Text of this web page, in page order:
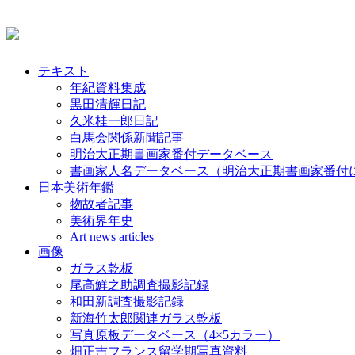
テキスト
年紀資料集成
黒田清輝日記
久米桂一郎日記
白馬会関係新聞記事
明治大正期書画家番付データベース
書画家人名データベース（明治大正期書画家番付
日本美術年鑑
物故者記事
美術界年史
Art news articles
画像
ガラス乾板
尾高鮮之助調査撮影記録
和田新調査撮影記録
新海竹太郎関連ガラス乾板
写真原板データベース（4×5カラー）
畑正吉フランス留学期写真資料